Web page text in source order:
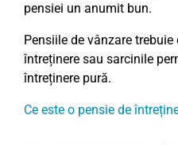
pensiei un anumit bun.
Pensiile de vânzare
întreținere sau sarcinile
întreținere pură.
Ce este o pensie de